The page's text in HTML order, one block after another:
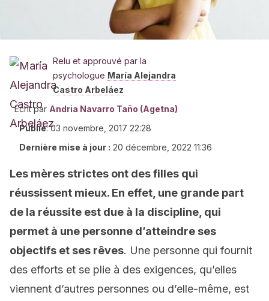
Relu et approuvé par la
psychologue María Alejandra
Castro Arbeláez
Écrit par Andria Navarro Taño (Agetna)
Publié:03 novembre, 2017 22:28
Dernière mise à jour : 20 décembre, 2022 11:36
Les mères strictes ont des filles qui
réussissent mieux. En effet, une grande part
de la réussite est due à la discipline, qui
permet à une personne d’atteindre ses
objectifs et ses rêves. Une personne qui fournit
des efforts et se plie à des exigences, qu’elles
viennent d’autres personnes ou d’elle-même, est